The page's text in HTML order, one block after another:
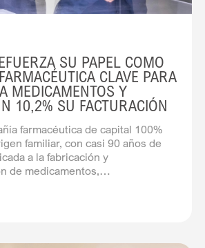
SU PAPEL COMO
CLAVE PARA
MEDICAMENTOS Y
10,2% SU FACTURACIÓN
farmacéutica de capital 100%
familiar, con casi 90 años de
a la fabricación y
de medicamentos,
a tratamientos de calidad. En
del 10,2% respecto a 2024,